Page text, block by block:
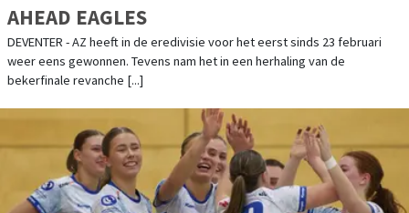
AHEAD EAGLES
DEVENTER - AZ heeft in de eredivisie voor het eerst sinds 23 februari
weer eens gewonnen. Tevens nam het in een herhaling van de
bekerfinale revanche [...]